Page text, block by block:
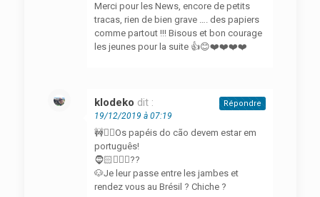
Merci pour les News, encore de petits
tracas, rien de bien grave …. des papiers
comme partout !!! Bisous et bon courage
les jeunes pour la suite 👍😊❤️❤️❤️❤️
klodeko dit :
19/12/2019 à 07:19
🚧👮‍♂️Os papéis do cão devem estar em
português!
🧔🏻🙎🏻‍♀️??
🐶Je leur passe entre les jambes et
rendez vous au Brésil ? Chiche ?
Répondre